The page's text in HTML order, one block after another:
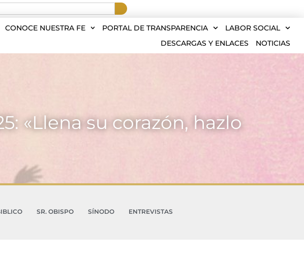
CONOCE NUESTRA FE PORTAL DE TRANSPARENCIA
LABOR SOCIAL
DESCARGAS Y ENLACES
NOTICIAS
«Llena su corazón, hazlo
SR. OBISPO SÍNODO
ENTREVISTAS